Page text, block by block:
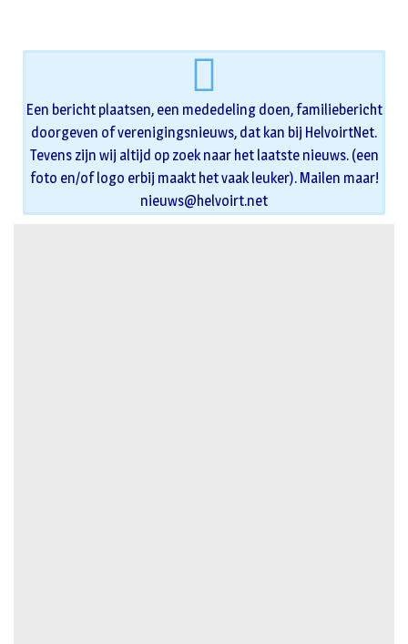
Een bericht plaatsen, een mededeling doen, familiebericht
doorgeven of verenigingsnieuws, dat kan bij HelvoirtNet.
Tevens zijn wij altijd op zoek naar het laatste nieuws. (een
foto en/of logo erbij maakt het vaak leuker). Mailen maar!
nieuws@helvoirt.net